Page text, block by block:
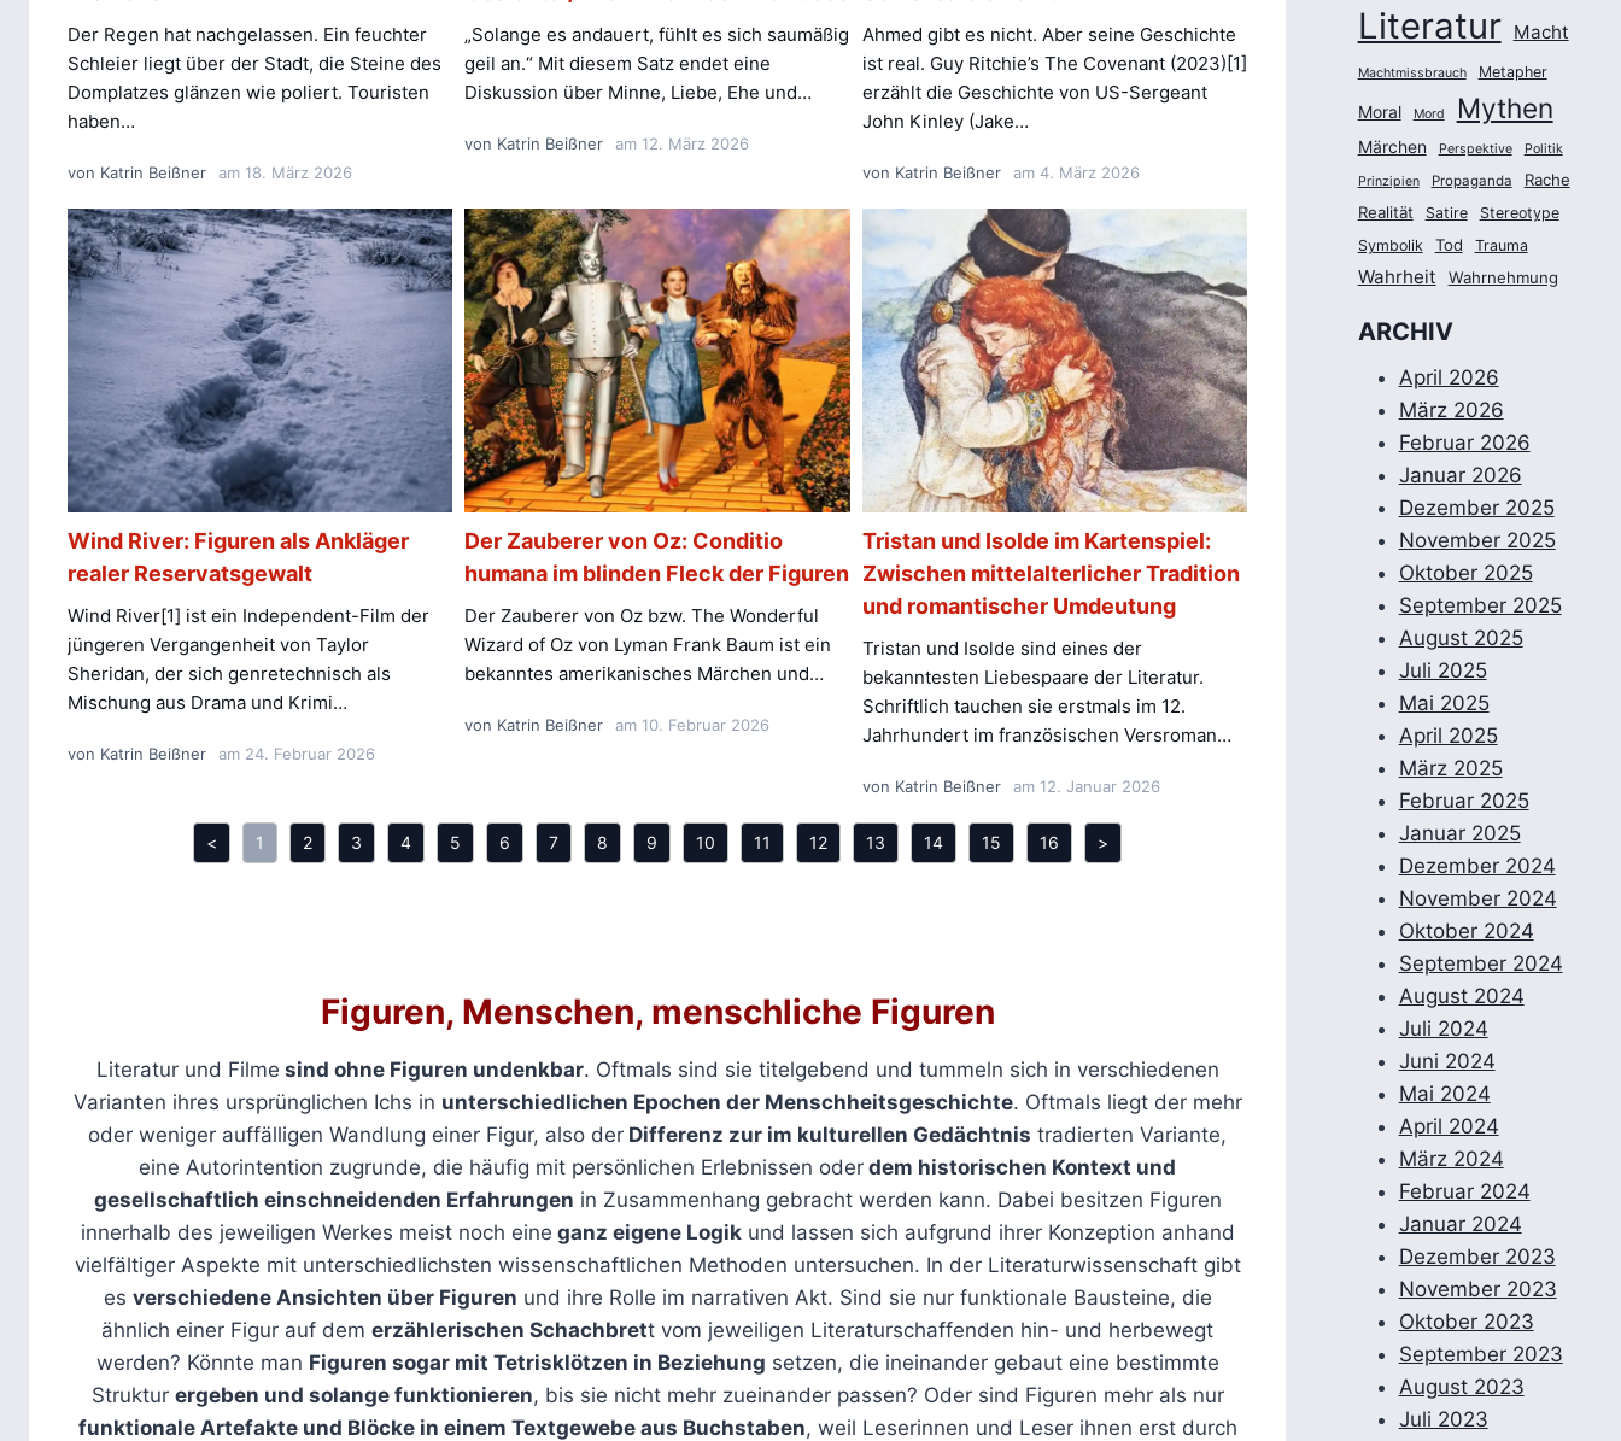
Der Regen hat nachgelassen. Ein feuchter
Schleier liegt über der Stadt, die Steine des
Domplatzes glänzen wie poliert. Touristen
haben…
von Katrin Beißner am 18. März 2026
„Solange es andauert, fühlt es sich saumäßig
geil an.“ Mit diesem Satz endet eine
Diskussion über Minne, Liebe, Ehe und…
von Katrin Beißner am 12. März 2026
Ahmed gibt es nicht. Aber seine Geschichte
ist real. Guy Ritchie’s The Covenant (2023)[1]
erzählt die Geschichte von US-Sergeant
John Kinley (Jake…
von Katrin Beißner am 4. März 2026
Wind River: Figuren als Ankläger
realer Reservatsgewalt
Wind River[1] ist ein Independent-Film der
jüngeren Vergangenheit von Taylor
Sheridan, der sich genretechnisch als
Mischung aus Drama und Krimi…
von Katrin Beißner am 24. Februar 2026
Der Zauberer von Oz: Conditio
humana im blinden Fleck der Figuren
Der Zauberer von Oz bzw. The Wonderful
Wizard of Oz von Lyman Frank Baum ist ein
bekanntes amerikanisches Märchen und…
von Katrin Beißner am 10. Februar 2026
Tristan und Isolde im Kartenspiel:
Zwischen mittelalterlicher Tradition
und romantischer Umdeutung
Tristan und Isolde sind eines der
bekanntesten Liebespaare der Literatur.
Schriftlich tauchen sie erstmals im 12.
Jahrhundert im französischen Versroman…
von Katrin Beißner am 12. Januar 2026
< 1 2 3 4 5 6 7 8 9 10 11 12 13 14 15 16 >
Figuren, Menschen, menschliche Figuren
Literatur und Filme sind ohne Figuren undenkbar. Oftmals sind sie titelgebend und tummeln sich in verschiedenen
Varianten ihres ursprünglichen Ichs in unterschiedlichen Epochen der Menschheitsgeschichte. Oftmals liegt der mehr
oder weniger auffälligen Wandlung einer Figur, also der Differenz zur im kulturellen Gedächtnis tradierten Variante,
eine Autorintention zugrunde, die häufig mit persönlichen Erlebnissen oder dem historischen Kontext und
gesellschaftlich einschneidenden Erfahrungen in Zusammenhang gebracht werden kann. Dabei besitzen Figuren
innerhalb des jeweiligen Werkes meist noch eine ganz eigene Logikund lassen sich aufgrund ihrer Konzeption anhand
vielfältiger Aspekte mit unterschiedlichsten wissenschaftlichen Methoden untersuchen. In der Literaturwissenschaft gibt
es verschiedene Ansichten über Figuren und ihre Rolle im narrativen Akt. Sind sie nur funktionale Bausteine, die
ähnlich einer Figur auf demerzählerischen Schachbrett vom jeweiligen Literaturschaffenden hin- und herbewegt
werden? Könnte man Figuren sogar mit Tetrisklötzen in Beziehung setzen, die ineinander gebaut eine bestimmte
Struktur ergeben und solange funktionieren, bis sie nicht mehr zueinander passen? Oder sind Figuren mehr als nur
funktionale Artefakte und Blöcke in einem Textgewebe aus Buchstaben, weil Leserinnen und Leser ihnen erst durch
Literatur Macht
Machtmissbrauch Metapher
Moral Mord Mythen
Märchen Perspektive Politik
Prinzipien Propaganda
Rache
Realität
Satire
Stereotype
Symbolik
Tod Trauma
Wahrheit Wahrnehmung
ARCHIV
April 2026
März 2026
Februar 2026
Januar 2026
Dezember 2025
November 2025
Oktober 2025
September 2025
August 2025
Juli 2025
Mai 2025
April 2025
März 2025
Februar 2025
Januar 2025
Dezember 2024
November 2024
Oktober 2024
September 2024
August 2024
Juli 2024
Juni 2024
Mai 2024
April 2024
März 2024
Februar 2024
Januar 2024
Dezember 2023
November 2023
Oktober 2023
September 2023
August 2023
Juli 2023